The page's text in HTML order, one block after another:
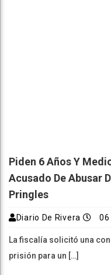
Piden 6 Años Y
Acusado De Abusar
Pringles
Diario De Rivera 06
La fiscalía solicitó una
prisión para un […]